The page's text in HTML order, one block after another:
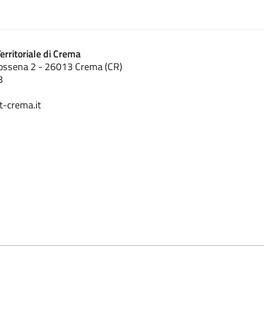
di Crema
2 - 26013 Crema (CR)
crema.it